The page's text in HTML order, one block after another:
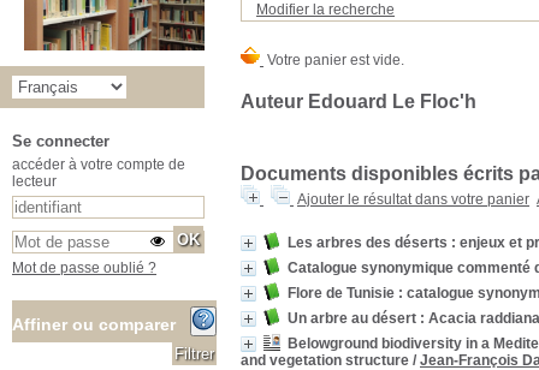
Modifier la recherche
Auteur Edouard Le Floc'h
Documents disponibles écrits
Ajouter le résultat dans votre panier
Les arbres des déserts : enjeux et
Catalogue synonymique commenté
Flore de Tunisie : catalogue
Un arbre au désert : Acacia raddiana
Belowground biodiversity in a
and vegetation structure / Jean-François
Se connecter
accéder à votre compte de
lecteur
Mot de passe oublié ?
Affiner ou comparer